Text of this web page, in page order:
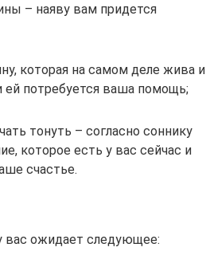
– наяву вам придется
которая на самом деле жива и
ей потребуется ваша помощь;
тонуть – согласно соннику
которое есть у вас сейчас и
счастье.
вас ожидает следующее: